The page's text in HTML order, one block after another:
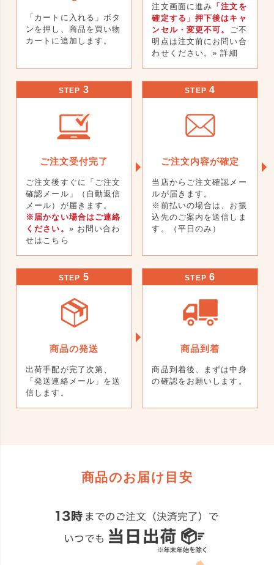
「カートに入れる」ボタ
ンを押し、商品を買い物
カートに追加します。
注文画面に進み 「注文を
確定する」押下後はキャ
ンセル・変更不可。 ご不
明点は注文前にお問い合
わせください。» 詳細
STEP 3
ご注文受付完了
ご注文後すぐに「ご注文
確認メール」（自動返信
メール）が届きます。
※届かない場合はご連絡
ください。 » お問い合わ
せはこちら
STEP 4
ご注文内容が確定
当店からご注文確認メー
ルが届きます。
※前払いの場合は、お振
込先のご案内を送信しま
す。（平日のみ）
STEP 5
商品の発送
出荷手配が完了次第、
「発送連絡メール」を送
信します。
STEP 6
商品到着
商品到着後、まずは中身
の確認をお願いします。
商品のお届け目安